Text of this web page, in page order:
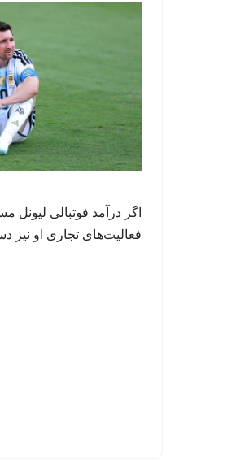
اگر درآمد فوتبالی
فعالیت‌های تجاری او نیز